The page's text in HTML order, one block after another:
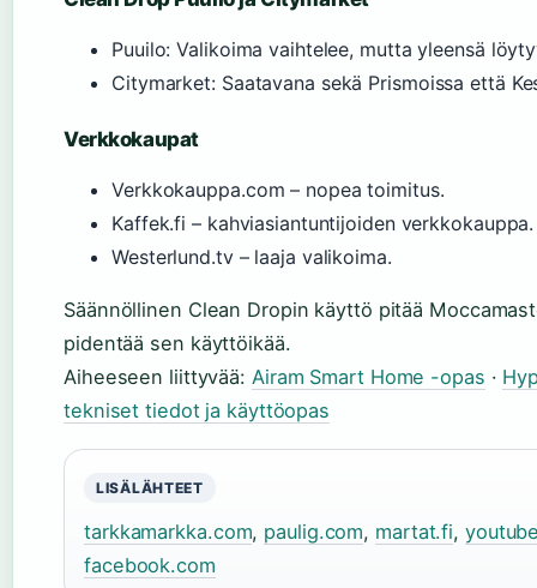
Puuilo: Valikoima vaihtelee, mutta yleensä
Citymarket: Saatavana sekä Prismoissa että
Verkkokaupat
Verkkokauppa.com – nopea toimitus.
Kaffek.fi – kahviasiantuntijoiden verkkokauppa.
Westerlund.tv – laaja valikoima.
Säännöllinen Clean Dropin käyttö pitää
pidentää sen käyttöikää.
Aiheeseen liittyvää: Airam Smart Home -opas ·
tekniset tiedot ja käyttöopas
LISÄLÄHTEET
tarkkamarkka.com, paulig.com, martat.fi,
facebook.com